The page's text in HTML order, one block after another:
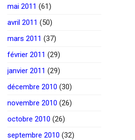
mai 2011 (61)
avril 2011 (50)
mars 2011 (37)
février 2011 (29)
janvier 2011 (29)
décembre 2010 (30)
novembre 2010 (26)
octobre 2010 (26)
septembre 2010 (32)